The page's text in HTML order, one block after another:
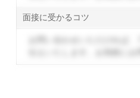
面接に受かるコツ